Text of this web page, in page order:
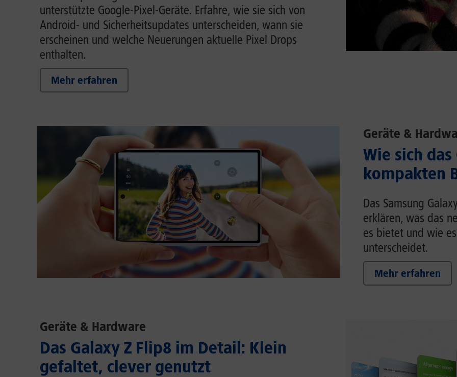
unterstützte Google-Pixel-Geräte. Erfahre, wie sie sich von
Android- und Sicherheitsupdates unterscheiden, wann sie
erscheinen und welche Neuerungen aktuelle Pixel Drops
enthalten.
Mehr erfahren
Geräte &
Wie sich
kompakten
Das Samsung
erklären, was das
es bietet und wie
unterscheidet.
Mehr erfahren
Geräte & Hardware
Das Galaxy Z Flip8 im Detail: Klein
gefaltet, clever genutzt